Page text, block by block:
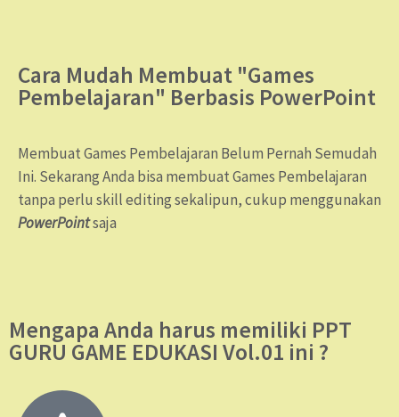
Cara Mudah Membuat "Games
Pembelajaran" Berbasis PowerPoint
Membuat Games Pembelajaran Belum Pernah Semudah
Ini. Sekarang Anda bisa membuat Games Pembelajaran
tanpa perlu skill editing sekalipun, cukup menggunakan
PowerPointsaja
Mengapa Anda harus memiliki PPT
GURU GAME EDUKASI Vol.01 ini ?